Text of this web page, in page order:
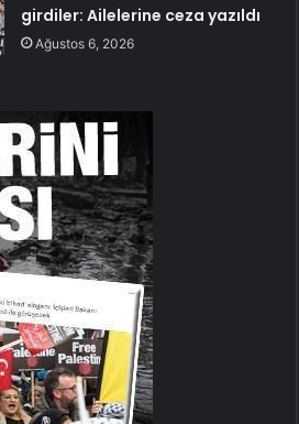
girdiler: Ailelerine ceza yazıldı
Ağustos 6, 2026